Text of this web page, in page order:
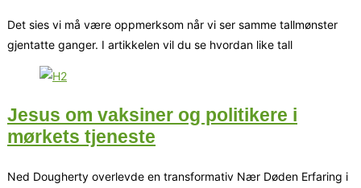
Det sies vi må være oppmerksom når vi ser samme tallmønster
gjentatte ganger. I artikkelen vil du se hvordan like tall
Jesus om vaksiner og politikere i
mørkets tjeneste
Ned Dougherty overlevde en transformativ Nær Døden Erfaring i